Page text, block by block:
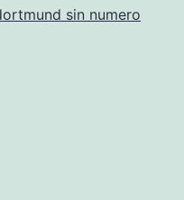
sin numero